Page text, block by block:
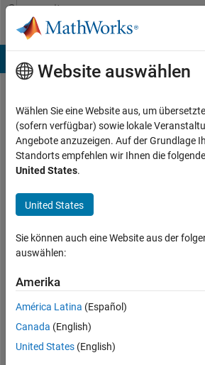
Weiter zum Inhalt
Community
Profile
Michael
Carone
MathWorks
seen: 3
Monate
|
seit
2014
Website auswählen
Wählen Sie eine Website aus, um
(sofern verfügbar) sowie lokale
Angebote anzuzeigen. Auf der Grundlage
Standorts empfehlen wir Ihnen die
United States.
United States
Sie können auch eine Website aus der
auswählen:
Amerika
América Latina (Español)
Canada (English)
United States (English)